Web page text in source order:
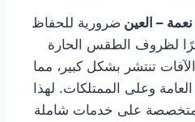
– العين ضرورية للحفاظ
لظروف الطقس الحارة
تنتشر بشكل كبير، مما
وعلى الممتلكات. لهذا
على خدمات شاملة